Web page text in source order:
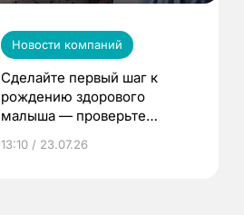
Новости компаний
Сделайте первый шаг к
рождению здорового
малыша — проверьте
по ОМС!
13:10 / 23.07.26